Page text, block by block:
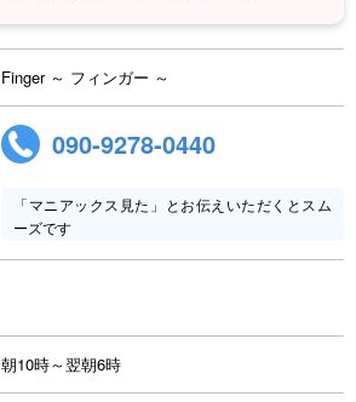
Finger ～ フィンガー ～
090-9278-0440
「マニアックス見た」とお伝えいただくとスム
ーズです
朝10時～翌朝6時